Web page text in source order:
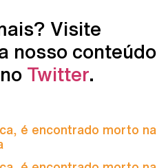
Visite
nosso conteúdo
Twitter.
é encontrado morto na